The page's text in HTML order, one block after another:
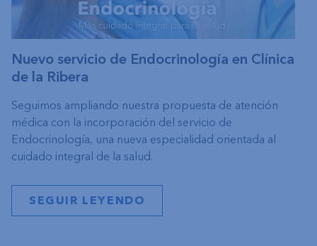
Nuevo servicio de Endocrinología en Clínica
de la Ribera
Seguimos ampliando nuestra propuesta de atención
médica con la incorporación del servicio de
Endocrinología, una nueva especialidad orientada al
cuidado integral de la salud.
SEGUIR LEYENDO